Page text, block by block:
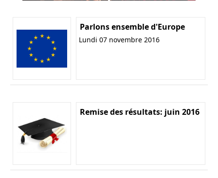
Parlons ensemble d'Europe
Lundi 07 novembre 2016
Remise des résultats: juin 2016